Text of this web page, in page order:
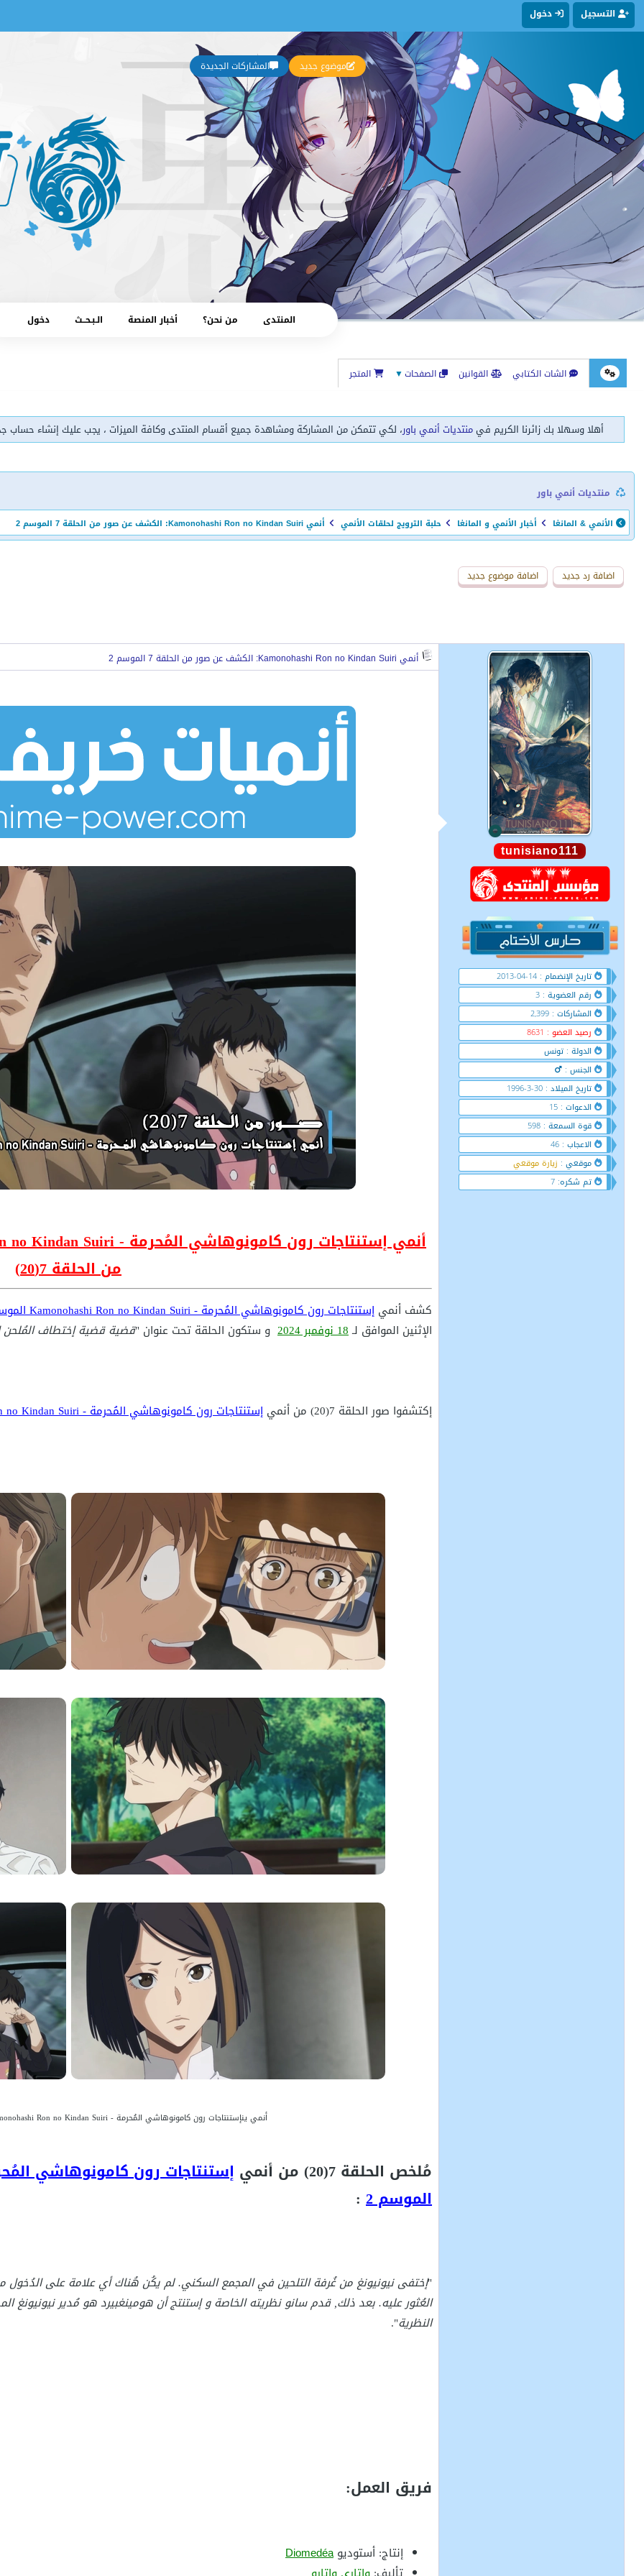
التسجيل دخول
المشاركات الجديدة موضوع جديد
المنتدى من نحن؟ أخبار المنصة الـبـحــث دخول
الشات الكتابي القوانين الصفحات▼ المتجر
أهلا وسهلا بك زائرنا الكريم فيمنتديات أنمي باور، لكي تتمكن من المشاركة ومشاهدة جميع أقسام المنتدى وكافة الميزات ، يجب عليك إنشاء حساب
منتديات أنمي باور
الأنمي & المانغا أخبار الأنمي و المانغا حلبة الترويج لحلقات الأنمي أنمي Kamonohashi Ron no Kindan Suiri: الكشف عن صور من الحلقة 7 الموسم 2
اضافة رد جديد اضافة موضوع جديد
أنمي Kamonohashi Ron no Kindan Suiri: الكشف عن صور من الحلقة 7 الموسم 2
tunisiano111
تاريخ الإنضمام : 14-04-2013
رقم العضوية : 3
المشاركات : 2,399
رصيد العضو : 8631
الدولة : تونس
الجنس :
تاريخ الميلاد : 30-3-1996
الدعوات : 15
قوة السمعة : 598
الاعجاب : 46
موقعي : زيارة موقعي
تم شكره: 7
من الحلقة 7(20)
كشف أنمي إستنتاجات رون كامونوهاشي المُحرمة - Kamonohashi Ron no Kindan Suiri الموسم 2
الإثنين الموافق لـ18 نوفمبر 2024 و ستكون الحلقة تحت عنوان "قضية قضية إختطاف المُلحن
إكتشفوا صور الحلقة 7(20) من أنمي إستنتاجات رون كامونوهاشي المُحرمة - Kamonohashi Ron no Kindan Suiri الموسم 2
أنمي ينإستنتاجات رون كامونوهاشي المُحرمة - Kamonohashi Ron no Kindan Suiri الموسم 2 - صور من الحلقة 7(20)
مُلخص الحلقة 7(20) من أنمي
الموسم 2 :
"إختفى نيونيونغ من غُرفة التلحين في المجمع السكني. لم يكُن هُناك أي علامة على
العُثور عليه. بعد ذلك, قدم سانو نظريته الخاصة و إستنتج أن هومينغبيرد هو مُدير
النظرية".
فريق العمل:
إنتاج: أستوديو Diomedéa